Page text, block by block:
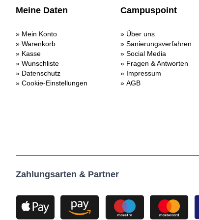
Meine Daten
Mein Konto
Warenkorb
Kasse
Wunschliste
Datenschutz
Cookie-Einstellungen
Campuspoint
Über uns
Sanierungsverfahren
Social Media
Fragen & Antworten
Impressum
AGB
Zahlungsarten & Partner